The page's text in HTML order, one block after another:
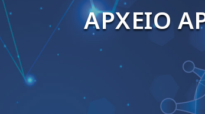
ΑΡΧΕΙΟ